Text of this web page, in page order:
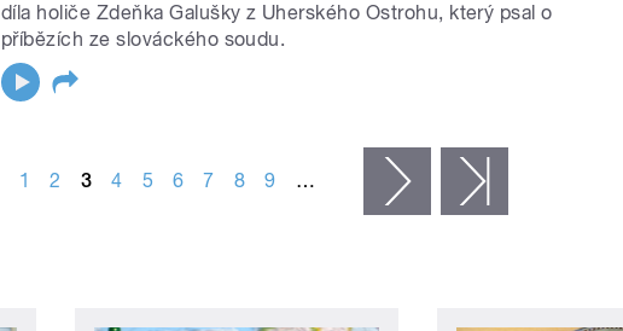
díla holiče Zdeňka Galušky z Uherského Ostrohu, který psal o
příbězích ze slováckého soudu.
1 2 3 4 5 6 7 8 9 … následující ›